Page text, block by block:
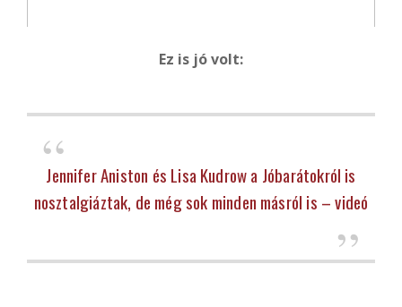
Ez is jó volt:
Jennifer Aniston és Lisa Kudrow a Jóbarátokról is
nosztalgiáztak, de még sok minden másról is – videó